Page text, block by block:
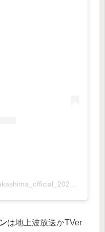
は地上波放送かTVer